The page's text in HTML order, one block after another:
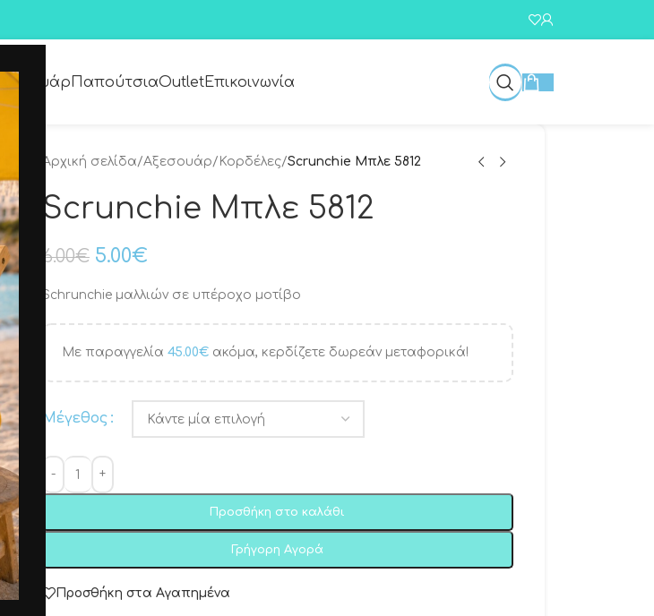
Αξεσουάρ ΠαπούτσιαOutletΕπικοινωνία
Αρχική σελίδα/Αξεσουάρ/ Κορδέλες/Scrunchie Μπλε 5812
Scrunchie Μπλε 5812
6.00€ 5.00€
Schrunchie μαλλιών σε υπέροχο μοτίβο
Με παραγγελία 45.00€ακόμα, κερδίζετε δωρεάν μεταφορικά!
Μέγεθος
Προσθήκη στο καλάθι
Γρήγορη Αγορά
Προσθήκη στα Αγαπημένα